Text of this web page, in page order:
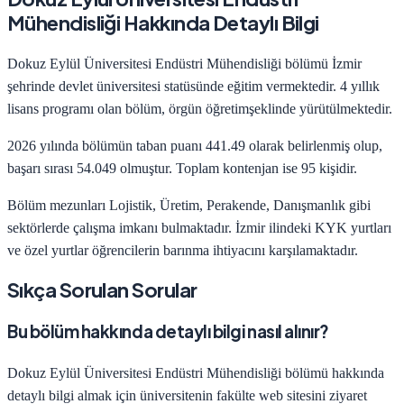
Mühendisliği Hakkında Detaylı Bilgi
Dokuz Eylül Üniversitesi Endüstri Mühendisliği bölümü İzmir
şehrinde devlet üniversitesi statüsünde eğitim vermektedir. 4 yıllık
lisans programı olan bölüm, örgün öğretimşeklinde yürütülmektedir.
2026 yılında bölümün taban puanı 441.49 olarak belirlenmiş olup,
başarı sırası 54.049 olmuştur. Toplam kontenjan ise 95 kişidir.
Bölüm mezunları Lojistik, Üretim, Perakende, Danışmanlık gibi
sektörlerde çalışma imkanı bulmaktadır. İzmirilindeki KYK yurtları
ve özel yurtlar öğrencilerin barınma ihtiyacını karşılamaktadır.
Sıkça Sorulan Sorular
Bu bölüm hakkında detaylı bilgi nasıl alınır?
Dokuz Eylül Üniversitesi Endüstri Mühendisliği bölümü hakkında
detaylı bilgi almak için üniversitenin fakülte web sitesini ziyaret